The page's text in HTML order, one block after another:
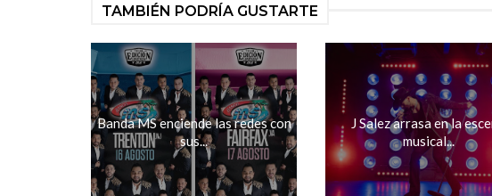
TAMBIÉN PODRÍA GUSTARTE
Banda MS enciende las redes con
sus...
J Salez arrasa en la
musical...